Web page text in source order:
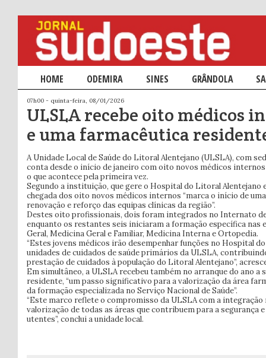
Menu principal
SALTAR PARA O CONTEÚDO PRIMÁRIO
SALTAR PARA O CONTEÚDO SECUNDÁRIO
HOME ODEMIRA SINES GRÂNDOLA
07h00 - quinta-feira, 08/01/2026
ULSLA recebe oito médicos
e uma farmacêutica
A Unidade Local de Saúde do Litoral Alentejano (ULSLA), com
conta desde o início de janeiro com oito novos médicos
o que acontece pela primeira vez.
Segundo a instituição, que gere o Hospital do Litoral Alentejano
chegada dos oito novos médicos internos “marca o início de
renovação e reforço das equipas clínicas da região”.
Destes oito profissionais, dois foram integrados no Internato
enquanto os restantes seis iniciaram a formação específica nas
Geral, Medicina Geral e Familiar, Medicina Interna e Ortopedia.
“Estes jovens médicos irão desempenhar funções no Hospital
unidades de cuidados de saúde primários da ULSLA,
prestação de cuidados à população do Litoral Alentejano”,
Em simultâneo, a ULSLA recebeu também no arranque do ano
residente, “um passo significativo para a valorização da área
da formação especializada no Serviço Nacional de Saúde”.
“Este marco reflete o compromisso da ULSLA com a
valorização de todas as áreas que contribuem para a segurança
utentes”, conclui a unidade local.